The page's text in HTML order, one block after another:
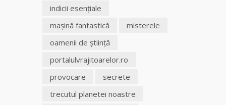
indicii esenţiale
maşină fantastică
misterele
oamenii de ştiinţă
portalulvrajitoarelor.ro
provocare
secrete
trecutul planetei noastre